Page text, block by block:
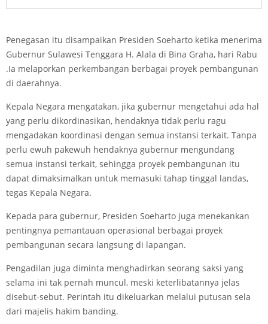
Penegasan itu disampaikan Presiden Soeharto ketika menerima
Gubernur Sulawesi Tenggara H. Alala di Bina Graha, hari Rabu
.Ia melaporkan perkembangan berbagai proyek pembangunan
di daerahnya.
Kepala Negara mengatakan, jika gubernur mengetahui ada hal
yang perlu dikordinasikan, hendaknya tidak perlu ragu
mengadakan koordinasi dengan semua instansi terkait. Tanpa
perlu ewuh pakewuh hendaknya gubernur mengundang
semua instansi terkait, sehingga proyek pembangunan itu
dapat dimaksimalkan untuk memasuki tahap tinggal landas,
tegas Kepala Negara.
Kepada para gubernur, Presiden Soeharto juga menekankan
pentingnya pemantauan operasional berbagai proyek
pembangunan secara langsung di lapangan.
Pengadilan juga diminta menghadirkan seorang saksi yang
selama ini tak pernah muncul, meski keterlibatannya jelas
disebut-sebut. Perintah itu dikeluarkan melalui putusan sela
dari majelis hakim banding.